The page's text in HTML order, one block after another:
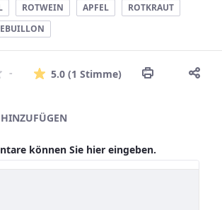
ROTWEIN APFEL
ROTKRAUT
- 5.0 (1 Stimme) Die
können Sie hier eingeben.